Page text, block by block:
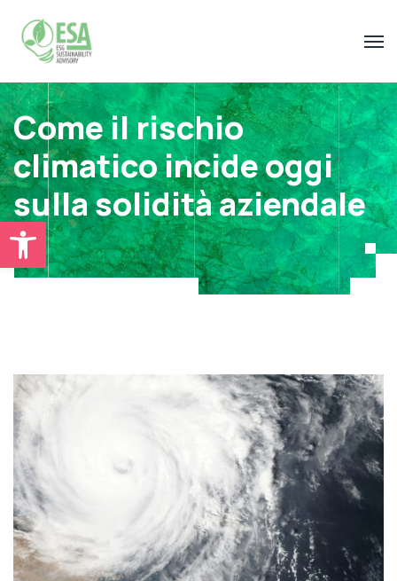
Open toolbar
Come il rischio
climatico incide oggi
sulla solidità aziendale